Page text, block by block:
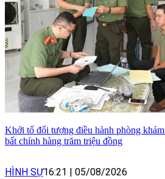
Khởi tố đối tượng điều hành phòng
bất chính hàng trăm triệu đồng
HÌNH SỰ16:21 | 05/08/2026